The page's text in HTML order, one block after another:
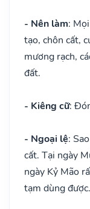
- Nên làm:
tạo, chôn cất,
mương rạch,
đất.
- Kiêng cữ:
- Ngoại lệ:
cất. Tại ngày
ngày Kỷ Mão
tạm dùng được.